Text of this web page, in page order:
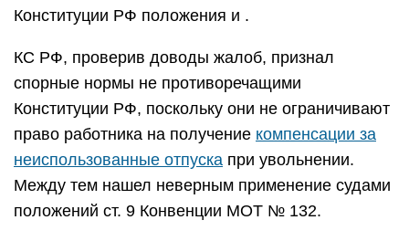
Конституции РФ положения и .
КС РФ, проверив доводы жалоб, признал
спорные нормы не противоречащими
Конституции РФ, поскольку они не ограничивают
право работника на получение компенсации за
неиспользованные отпуска при увольнении.
Между тем нашел неверным применение судами
положений ст. 9 Конвенции МОТ № 132.